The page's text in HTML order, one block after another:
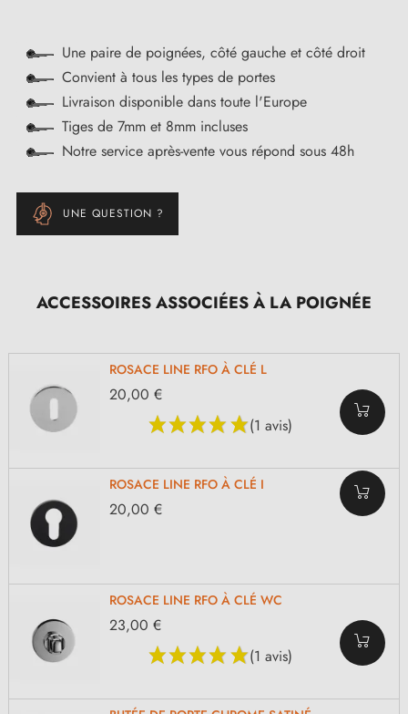
Une paire de poignées, côté gauche et côté droit
Convient à tous les types de portes
Livraison disponible dans toute l'Europe
Tiges de 7mm et 8mm incluses
Notre service après-vente vous répond sous 48h
UNE QUESTION ?
ACCESSOIRES ASSOCIÉES À LA POIGNÉE
ROSACE LINE RFO À CLÉ L
(1 avis)
20,00 €
ROSACE LINE RFO À CLÉ I
20,00 €
ROSACE LINE RFO À CLÉ WC
(1 avis)
23,00 €